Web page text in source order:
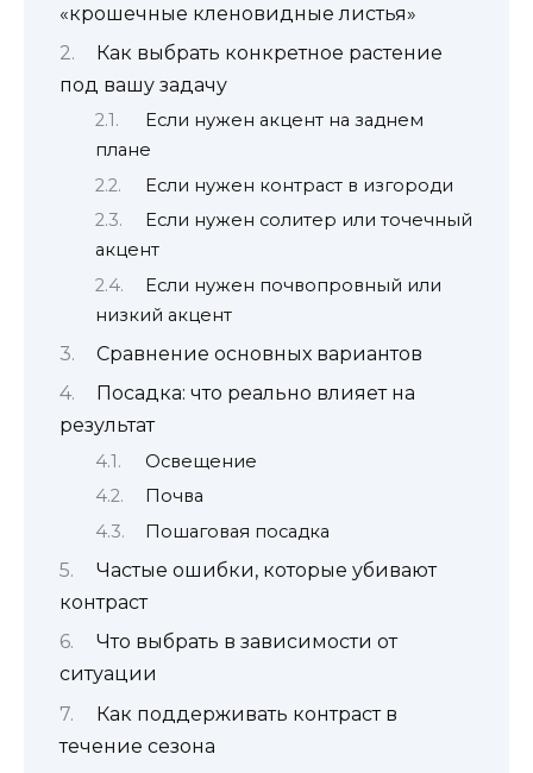
«крошечные кленовидные листья»
Как выбрать конкретное растение
под вашу задачу
Если нужен акцент на заднем
плане
Если нужен контраст в изгороди
Если нужен солитер или точечный
акцент
Если нужен почвопровный или
низкий акцент
Сравнение основных вариантов
Посадка: что реально влияет на
результат
Освещение
Почва
Пошаговая посадка
Частые ошибки, которые убивают
контраст
Что выбрать в зависимости от
ситуации
Как поддерживать контраст в
течение сезона